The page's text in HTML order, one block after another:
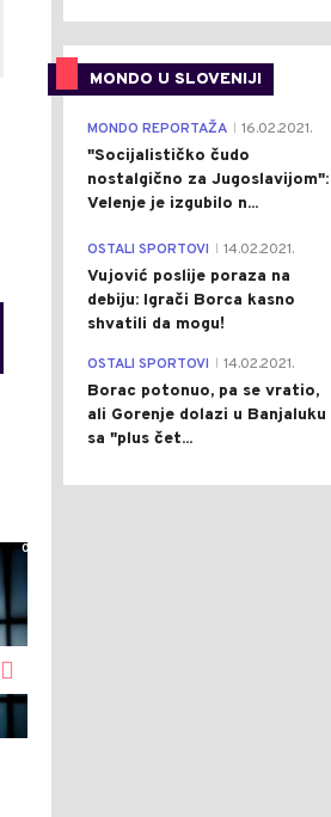
0
MONDO U SLOVENIJI
MONDO REPORTAŽA 16.02.2021.
"Socijalističko čudo
nostalgično za Jugoslavijom":
Velenje je izgubilo n...
OSTALI SPORTOVI 14.02.2021.
Vujović poslije poraza na
debiju: Igrači Borca kasno
shvatili da mogu!
OSTALI SPORTOVI 14.02.2021.
Borac potonuo, pa se vratio,
ali Gorenje dolazi u Banjaluku
sa "plus čet...